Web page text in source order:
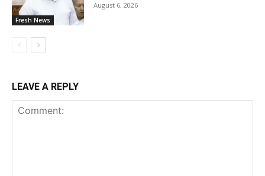
Fresh News
August 6, 2026
LEAVE A REPLY